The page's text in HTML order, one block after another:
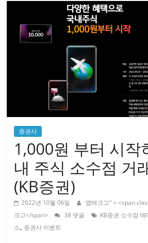
증권사
1,000원 부터 시작
내 주식 소수점 거
(KB증권)
2022년 10월 06일 앱테크고" > <span
크고</span>
38 댓글 KB증권 소수점 매
소, 증권사 이벤트